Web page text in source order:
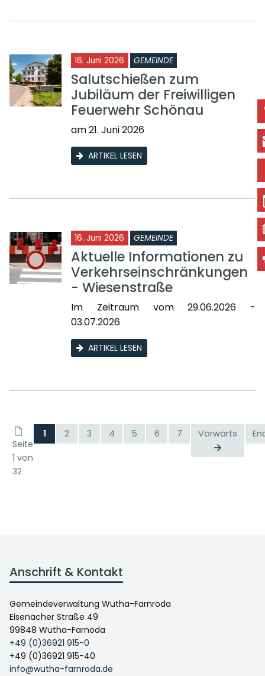
16. Juni 2026 GEMEINDE
Salutschießen zum
Jubiläum der Freiwilligen
Feuerwehr Schönau
am 21. Juni 2026
ARTIKEL LESEN
16. Juni 2026 GEMEINDE
Aktuelle Informationen zu
Verkehrseinschränkungen
- Wiesenstraße
Im Zeitraum vom 29.06.2026 -
03.07.2026
ARTIKEL LESEN
Seite
1 von
32
1 2 3 4 5 6 7 Vorwärts
Anschrift & Kontakt
Gemeindeverwaltung Wutha-Farnroda
Eisenacher Straße 49
99848 Wutha-Farnoda
+49 (0)36921 915-0
+49 (0)36921 915-40
info@wutha-farnroda.de